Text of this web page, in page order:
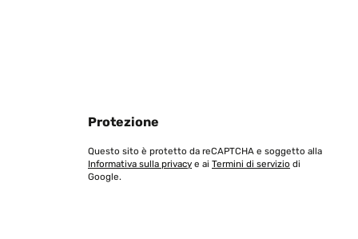
Protezione
Questo sito è protetto da reCAPTCHA e soggetto alla
Informativa sulla privacy e ai Termini di servizio di
Google.